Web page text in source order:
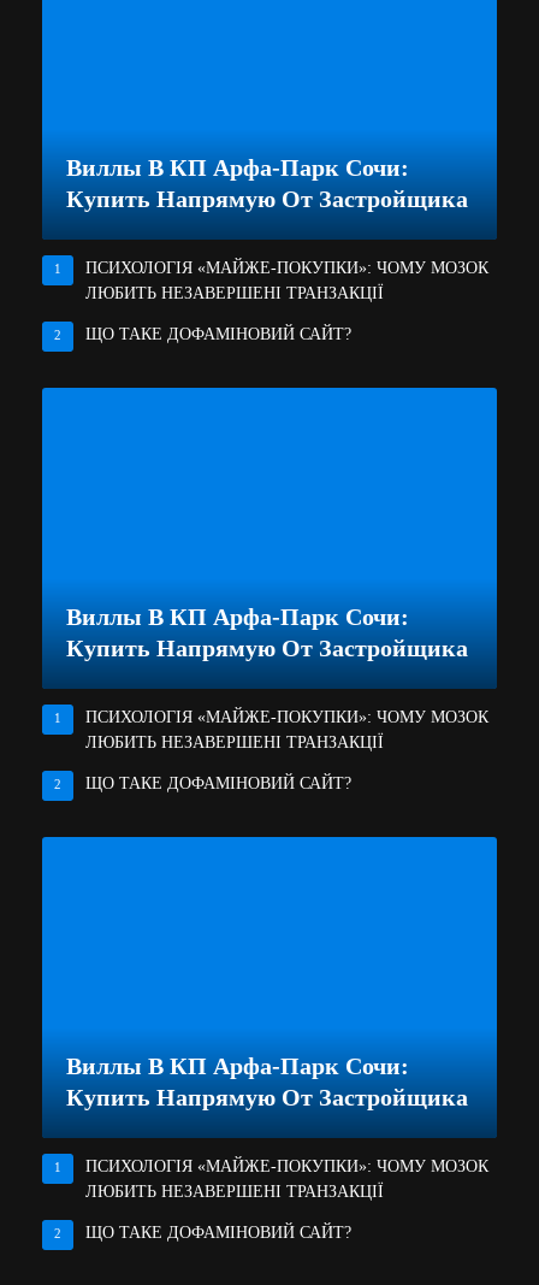
Виллы В КП Арфа-Парк Сочи:
Купить Напрямую От Застройщика
1
ПСИХОЛОГІЯ «МАЙЖЕ-ПОКУПКИ»: ЧОМУ МОЗОК
ЛЮБИТЬ НЕЗАВЕРШЕНІ ТРАНЗАКЦІЇ
2 ЩО ТАКЕ ДОФАМІНОВИЙ САЙТ?
Виллы В КП Арфа-Парк Сочи:
Купить Напрямую От Застройщика
1
ПСИХОЛОГІЯ «МАЙЖЕ-ПОКУПКИ»: ЧОМУ МОЗОК
ЛЮБИТЬ НЕЗАВЕРШЕНІ ТРАНЗАКЦІЇ
2 ЩО ТАКЕ ДОФАМІНОВИЙ САЙТ?
Виллы В КП Арфа-Парк Сочи:
Купить Напрямую От Застройщика
1
ПСИХОЛОГІЯ «МАЙЖЕ-ПОКУПКИ»: ЧОМУ МОЗОК
ЛЮБИТЬ НЕЗАВЕРШЕНІ ТРАНЗАКЦІЇ
2 ЩО ТАКЕ ДОФАМІНОВИЙ САЙТ?